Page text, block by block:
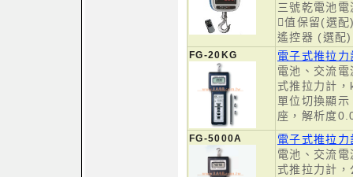
三號乾電池電
值保留(選
遙控器 (選配)
FG-20KG
電子式推拉
電池、交流
式推拉力計
單位切換顯
座，解析度
FG-5000A
電子式推拉
電池、交流
式推拉力計